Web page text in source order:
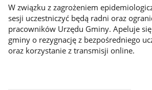
W związku z zagrożeniem
sesji uczestniczyć będą radni oraz
pracowników Urzędu Gminy. Apeluje
gminy o rezygnację z bezpośredniego
oraz korzystanie z transmisji online.